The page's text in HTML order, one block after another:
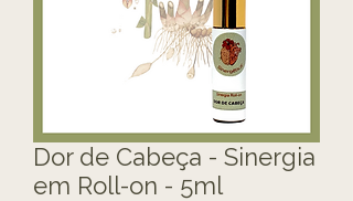
Dor de Cabeça - Sinergia
em Roll-on - 5ml